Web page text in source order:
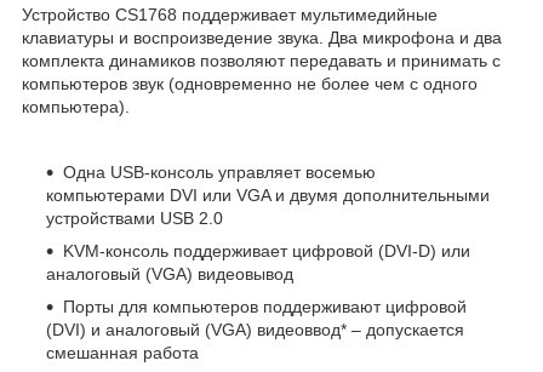
Устройство CS1768 поддерживает мультимедийные
клавиатуры и воспроизведение звука. Два микрофона и два
комплекта динамиков позволяют передавать и принимать с
компьютеров звук (одновременно не более чем с одного
компьютера).
Одна USB-консоль управляет восемью
компьютерами DVI или VGA и двумя дополнительными
устройствами USB 2.0
KVM-консоль поддерживает цифровой (DVI-D) или
аналоговый (VGA) видеовывод
Порты для компьютеров поддерживают цифровой
(DVI) и аналоговый (VGA) видеоввод* – допускается
смешанная работа